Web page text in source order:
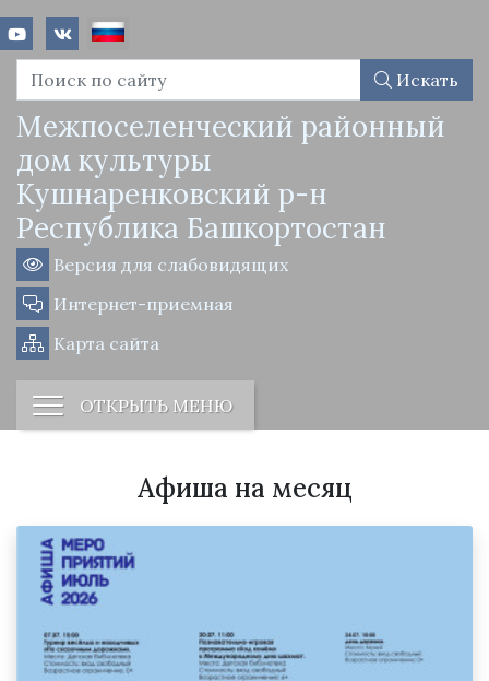
Искать
Межпоселенческий районный
дом культуры
Кушнаренковский р-н
Республика Башкортостан
Версия для слабовидящих
Интернет-приемная
Карта сайта
ОТКРЫТЬ МЕНЮ
Афиша на месяц